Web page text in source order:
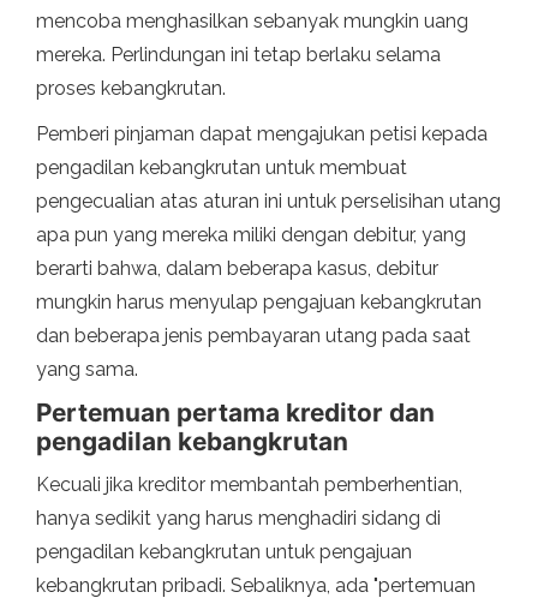
mencoba menghasilkan sebanyak mungkin uang
mereka. Perlindungan ini tetap berlaku selama
proses kebangkrutan.
Pemberi pinjaman dapat mengajukan petisi kepada
pengadilan kebangkrutan untuk membuat
pengecualian atas aturan ini untuk perselisihan utang
apa pun yang mereka miliki dengan debitur, yang
berarti bahwa, dalam beberapa kasus, debitur
mungkin harus menyulap pengajuan kebangkrutan
dan beberapa jenis pembayaran utang pada saat
yang sama.
Pertemuan pertama kreditor dan
pengadilan kebangkrutan
Kecuali jika kreditor membantah pemberhentian,
hanya sedikit yang harus menghadiri sidang di
pengadilan kebangkrutan untuk pengajuan
kebangkrutan pribadi. Sebaliknya, ada "pertemuan